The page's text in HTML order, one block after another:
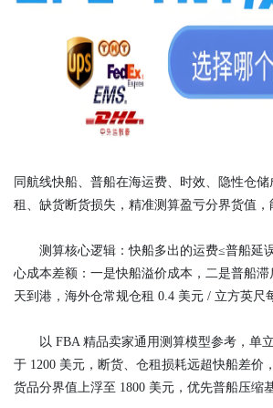
同航线快船、普船在海运费、时效、隐性仓
租、缺货断货损失，精准测算盈亏分界货值
测算核心逻辑：快船多出的运费≤普船延误
心成本差额：一是快船溢价成本，二是普船
天到港，海外仓常规仓租 0.4 美元 / 立方英
以 FBA 精品卖家通用测算模型参考，单立
于 1200 美元，断货、仓租损耗远超快船差
货品分界值上浮至 1800 美元，优先普船压缩